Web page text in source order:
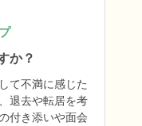
か？
て不満に感じた
退去や転居を考
付き添いや面会